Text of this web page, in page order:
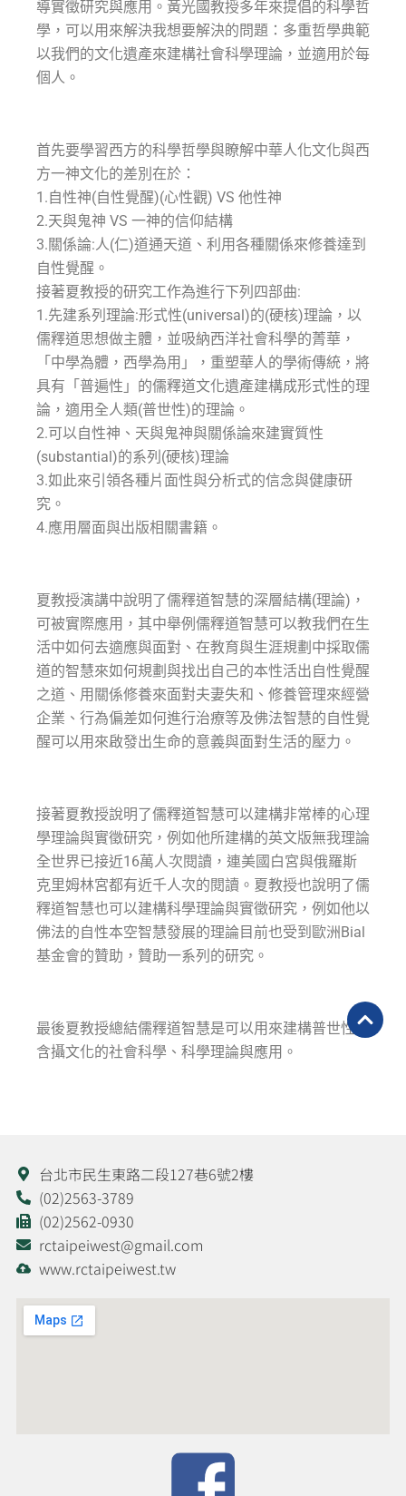
導實徵研究與應用。黃光國教授多年來提倡的科學哲
學，可以用來解決我想要解決的問題：多重哲學典範
以我們的文化遺產來建構社會科學理論，並適用於每
個人。
首先要學習西方的科學哲學與瞭解中華人化文化與西
方一神文化的差別在於：
1.自性神(自性覺醒)(心性觀) VS 他性神
2.天與鬼神 VS 一神的信仰結構
3.關係論:人(仁)道通天道、利用各種關係來修養達到
自性覺醒。
接著夏教授的研究工作為進行下列四部曲:
1.先建系列理論:形式性(universal)的(硬核)理論，以
儒釋道思想做主體，並吸納西洋社會科學的菁華，
「中學為體，西學為用」，重塑華人的學術傳統，將
具有「普遍性」的儒釋道文化遺產建構成形式性的理
論，適用全人類(普世性)的理論。
2.可以自性神、天與鬼神與關係論來建實質性
(substantial)的系列(硬核)理論
3.如此來引領各種片面性與分析式的信念與健康研
究。
4.應用層面與出版相關書籍。
夏教授演講中說明了儒釋道智慧的深層結構(理論)，
可被實際應用，其中舉例儒釋道智慧可以教我們在生
活中如何去適應與面對、在教育與生涯規劃中採取儒
道的智慧來如何規劃與找出自己的本性活出自性覺醒
之道、用關係修養來面對夫妻失和、修養管理來經營
企業、行為偏差如何進行治療等及佛法智慧的自性覺
醒可以用來啟發出生命的意義與面對生活的壓力。
接著夏教授說明了儒釋道智慧可以建構非常棒的心理
學理論與實徵研究，例如他所建構的英文版無我理論
全世界已接近16萬人次閱讀，連美國白宮與俄羅斯
克里姆林宮都有近千人次的閱讀。夏教授也說明了儒
釋道智慧也可以建構科學理論與實徵研究，例如他以
佛法的自性本空智慧發展的理論目前也受到歐洲Bial
基金會的贊助，贊助一系列的研究。
最後夏教授總結儒釋道智慧是可以用來建構普世性或
含攝文化的社會科學、科學理論與應用。
台北市民生東路二段127巷6號2樓
(02)2563-3789
(02)2562-0930
rctaipeiwest@gmail.com
www.rctaipeiwest.tw